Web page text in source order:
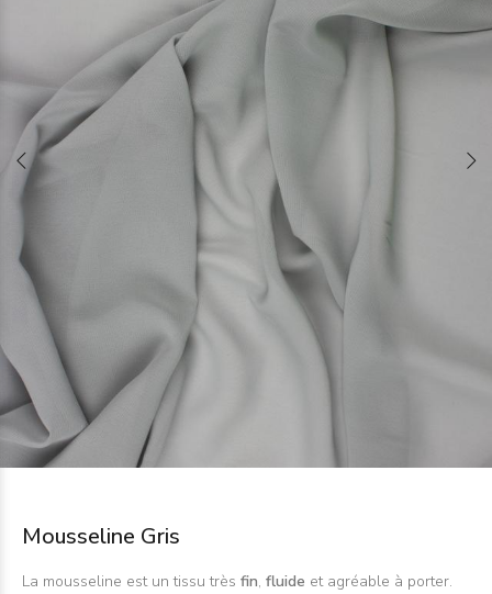
Mousseline Gris
La mousseline est un tissu très fin, fluide et agréable à porter.